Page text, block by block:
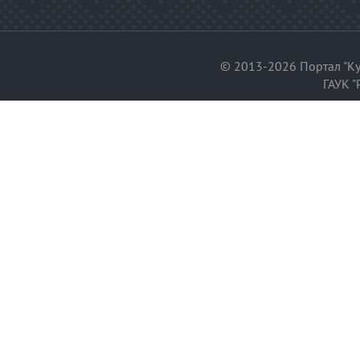
© 2013-2026 Портал
ГАУК